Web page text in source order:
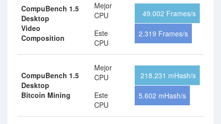
CompuBench 1.5
Desktop
Video
Composition
Mejor
CPU
Este
CPU
49.002 Frames/s
2.319 Frames/s
CompuBench 1.5
Desktop
Bitcoin Mining
Mejor
CPU
Este
CPU
218.231 mHash/s
5.602 mHash/s